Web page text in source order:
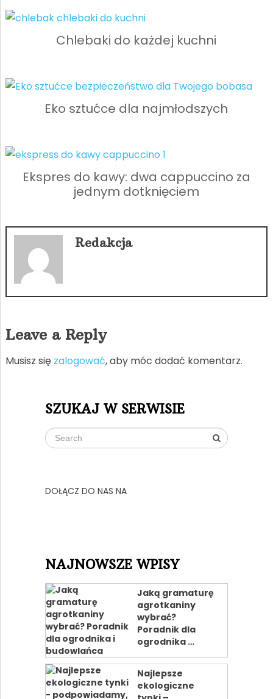
Chlebaki do każdej kuchni
Eko sztućce dla najmłodszych
Ekspres do kawy: dwa cappuccino za
jednym dotknięciem
Redakcja
Leave a Reply
Musisz się zalogować, aby móc dodać komentarz.
SZUKAJ W SERWISIE
DOŁĄCZ DO NAS NA
NAJNOWSZE WPISY
Jaką gramaturę
agrotkaniny
wybrać?
Poradnik dla
ogrodnika …
Najlepsze
ekologiczne